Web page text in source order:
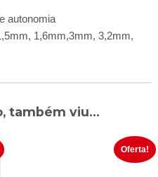
autonomia
1,6mm,3mm, 3,2mm,
também viu...
Oferta!